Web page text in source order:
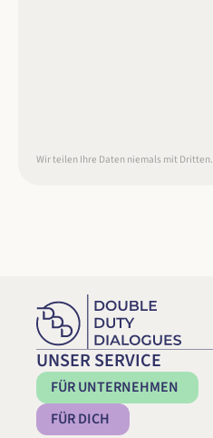
Wir teilen Ihre Daten niemals mit Dritten.
UNSER SERVICE
FÜR UNTERNEHMEN
FÜR DICH